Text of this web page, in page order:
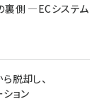
裏側 ―ECシステム
脱却し、
ョン